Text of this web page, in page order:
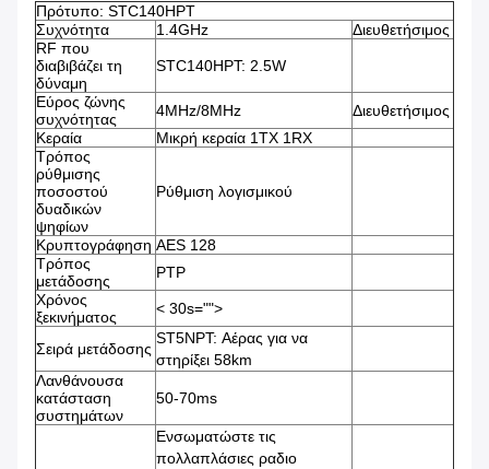
Πρότυπο: STC140HPT
Συχνότητα
1.4GHz
Διευθετήσιμος
RF που
διαβιβάζει τη
δύναμη
STC140HPT: 2.5W
Εύρος ζώνης
συχνότητας
4MHz/8MHz
Διευθετήσιμος
Κεραία
Μικρή κεραία 1TX 1RX
Τρόπος
ρύθμισης
ποσοστού
δυαδικών
ψηφίων
Ρύθμιση λογισμικού
Κρυπτογράφηση AES 128
Τρόπος
μετάδοσης
PTP
Χρόνος
ξεκινήματος
< 30s="">
Σειρά μετάδοσης
ST5NPT: Αέρας για να
στηρίξει 58km
Λανθάνουσα
κατάσταση
συστημάτων
50-70ms
Ενσωματώστε τις
πολλαπλάσιες ραδιο